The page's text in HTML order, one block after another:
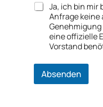
Ja, ich bin mir
Anfrage
eine offizielle
Vorstand
Absenden